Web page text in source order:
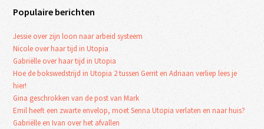
Populaire berichten
Jessie over zijn loon naar arbeid systeem
Nicole over haar tijd in Utopia
Gabriëlle over haar tijd in Utopia
Hoe de bokswedstrijd in Utopia 2 tussen Gerrit en Adriaan verliep lees je
hier!
Gina geschrokken van de post van Mark
Emil heeft een zwarte envelop, moet Senna Utopia verlaten en naar huis?
Gabriëlle en Ivan over het afvallen